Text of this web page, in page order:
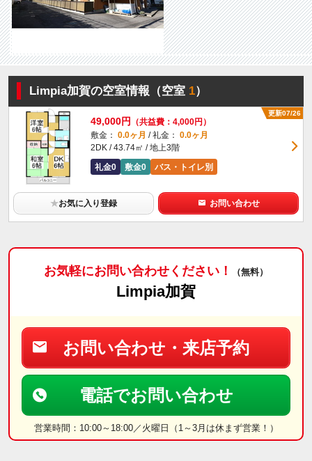
Limpia加賀の空室情報（空室1）
更新07/26
49,000円
（共益費：4,000円）
敷金： 0.0ヶ月 / 礼金： 0.0ヶ月
2DK / 43.74㎡ / 地上3階
礼金0
敷金0 バス・トイレ別
★お気に入り登録 お問い合わせ
お気軽にお問い合わせください！ （無料）
Limpia加賀
お問い合わせ・来店予約
電話でお問い合わせ
営業時間：10:00～18:00／火曜日（1～3月は休まず営業！）